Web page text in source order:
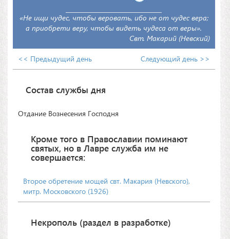
«Не ищи чудес, чтобы веровать, ибо не от чудес вера;
а приобрети веру, чтобы видеть чудеса от веры».
Свт. Макарий (Невский)
<< Предыдущий день Следующий день >>
Состав службы дня
Отдание Вознесения Господня
Кроме того в Православии поминают
святых, но в Лавре служба им не
совершается:
Второе обретение мощей свт. Макария (Невского),
митр. Московского (1926)
Некрополь (раздел в разработке)